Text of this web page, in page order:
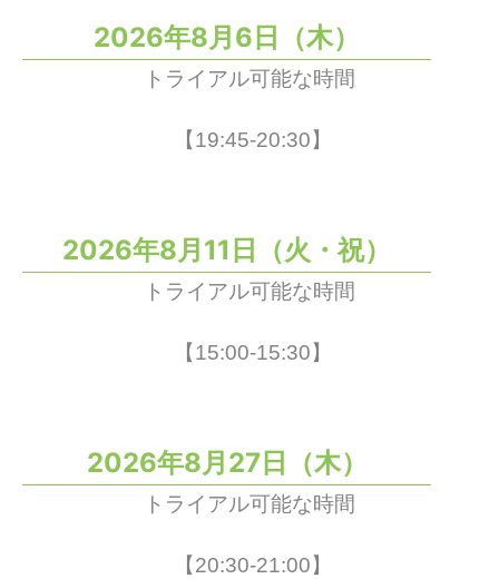
2026年8月6日（木）
トライアル可能な時間
【19:45-20:30】
2026年8月11日（火・祝）
トライアル可能な時間
【15:00-15:30】
2026年8月27日（木）
トライアル可能な時間
【20:30-21:00】